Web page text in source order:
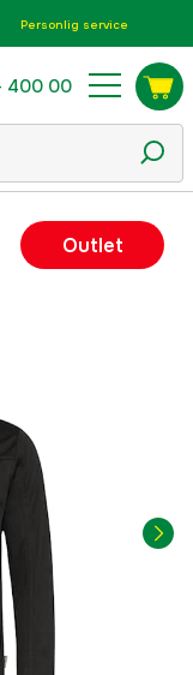
Personlig service
400 00
Outlet